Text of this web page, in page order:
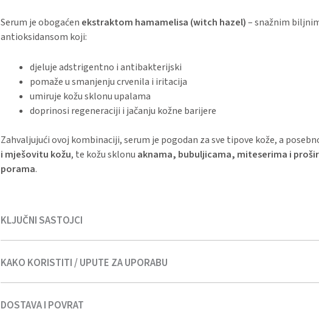
Serum je obogaćen ekstraktom hamamelisa (witch hazel)– snažnim
antioksidansom koji:
djeluje adstrigentno i antibakterijski
pomaže u smanjenju crvenila i iritacija
umiruje kožu sklonu upalama
doprinosi regeneraciji i jačanju kožne barijere
Zahvaljujući ovoj kombinaciji, serum je pogodan za sve tipove kože, a
i mješovitu kožu, te kožu sklonu aknama, bubuljicama, miteserima i
porama.
KLJUČNI SASTOJCI
Aqua (Water), Ionic Silver Water, Witch Hazel Water, Glycerin, Panthenol,
Natural salicylic acid, BHA, AHA fruit acids
KAKO KORISTITI / UPUTE ZA UPORABU
Nanesitenekoliko kapi seruma
DOSTAVA I POVRAT